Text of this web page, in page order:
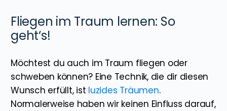
Fliegen im Traum lernen: So
geht‘s!
Möchtest du auch im Traum fliegen oder
schweben können? Eine Technik, die dir diesen
Wunsch erfüllt, ist luzides Träumen.
Normalerweise haben wir keinen Einfluss darauf,